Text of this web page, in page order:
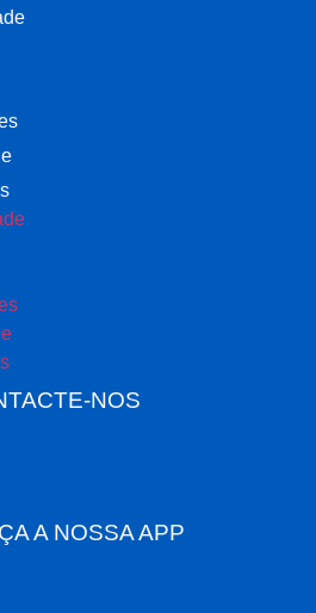
NOS
A NOSSA APP